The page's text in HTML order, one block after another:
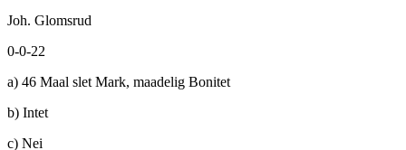
Joh. Glomsrud
0-0-22
a) 46 Maal slet Mark, maadelig Bonitet
b) Intet
c) Nei